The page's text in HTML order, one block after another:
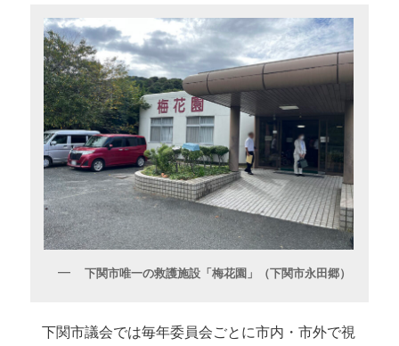
下関市唯一の救護施設「梅花園」（下関市永田郷）
下関市議会では毎年委員会ごとに市内・市外で視